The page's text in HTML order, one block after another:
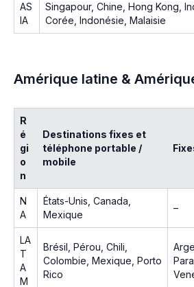
AS
IA
Singapour, Chine, Hong Kong,
Corée, Indonésie, Malaisie
Amérique latine &
R
é
gi
o
n
Destinations fixes et
téléphone portable /
mobile
N
A
États-Unis, Canada,
Mexique
–
LA
T
A
M
Brésil, Pérou, Chili,
Colombie, Mexique, Porto
Rico